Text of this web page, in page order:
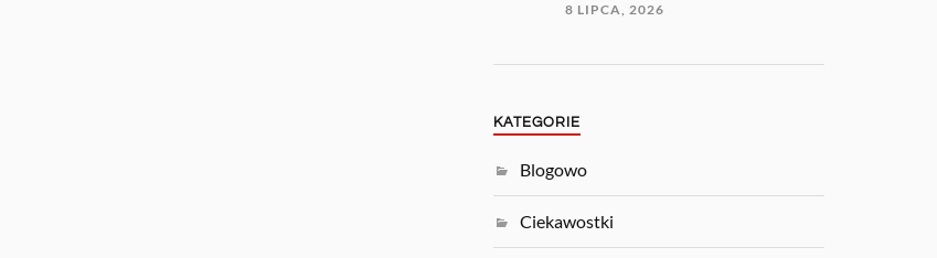
8 LIPCA, 2026
KATEGORIE
Blogowo
Ciekawostki